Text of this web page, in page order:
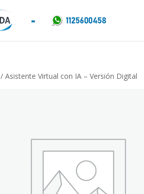
/ Asistente Virtual con IA – Versión Digital